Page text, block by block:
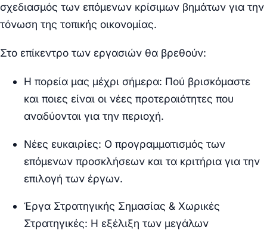
σχεδιασμός των επόμενων κρίσιμων βημάτων για την
τόνωση της τοπικής οικονομίας.
Στο επίκεντρο των εργασιών θα βρεθούν:
Η πορεία μας μέχρι σήμερα: Πού βρισκόμαστε
και ποιες είναι οι νέες προτεραιότητες που
αναδύονται για την περιοχή.
Νέες ευκαιρίες: Ο προγραμματισμός των
επόμενων προσκλήσεων και τα κριτήρια για την
επιλογή των έργων.
Έργα Στρατηγικής Σημασίας & Χωρικές
Στρατηγικές: Η εξέλιξη των μεγάλων